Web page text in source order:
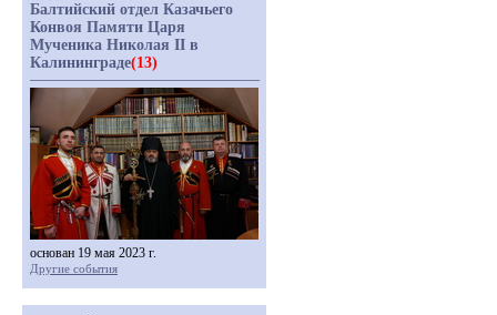
Балтийский отдел Казачьего
Конвоя Памяти Царя
Мученика Николая II в
Калининграде(13)
основан 19 мая 2023 г.
Другие события